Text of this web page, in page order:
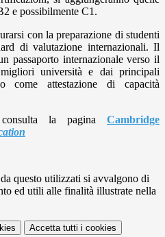
e possibilmente C1.
con la preparazione di studenti
di valutazione internazionali. Il
passaporto internazionale verso il
università e dai principali
attestazione di capacità
la pagina Cambridge
questo utilizzati si avvalgono di
ed utili alle finalità illustrate nella
Accetta tutti i cookies